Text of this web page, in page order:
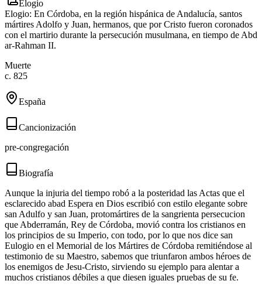
Elogio
Elogio: En Córdoba, en la región hispánica de Andalucía, santos
mártires Adolfo y Juan, hermanos, que por Cristo fueron coronados
con el martirio durante la persecución musulmana, en tiempo de Abd
ar-Rahman II.
Muerte
c. 825
España
Cancionización
pre-congregación
Biografía
Aunque la injuria del tiempo robó a la posteridad las Actas que el
esclarecido abad Espera en Dios escribió con estilo elegante sobre
san Adulfo y san Juan, protomártires de la sangrienta persecucion
que Abderramán, Rey de Córdoba, movió contra los cristianos en
los principios de su Imperio, con todo, por lo que nos dice san
Eulogio en el Memorial de los Mártires de Córdoba remitiéndose al
testimonio de su Maestro, sabemos que triunfaron ambos héroes de
los enemigos de Jesu-Cristo, sirviendo su ejemplo para alentar a
muchos cristianos débiles a que diesen iguales pruebas de su fe.